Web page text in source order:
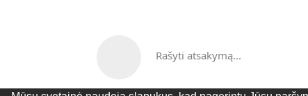
Rašyti atsakymą...